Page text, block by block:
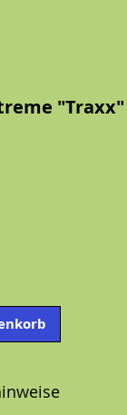
"Traxx"